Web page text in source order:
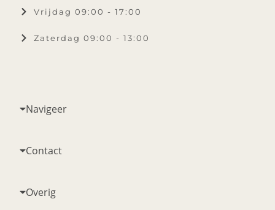
Vrijdag 09:00 - 17:00
Zaterdag 09:00 - 13:00
Navigeer
Contact
Overig